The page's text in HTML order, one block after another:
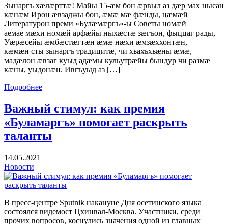
Зынаргъ хæлæрттæ! Майы 15-æм бон æрвыл аз дæр мах нысан
кæнæм Ирон æвзаджы бон, æмæ мæ фæнды, цæмæй
Литературон преми «Булæмæргъ»-ы Советы номæй
аемае мæхи номæй арфæйы ныхæстæ зæгъон, фыццаг рады,
Уæрæсейы æмбæстæгтæн æмæ нæхи æмзæххонтæн, —
кæмæн сты зынаргъ традицитæ, чи хъахъхъæны æмæ,
мадæлон æвзаг куыд адæмы кульутрæйы бындур чи размæ
кæны, уыдонæн. Ивгъуыд аз […]
Подробнее
Важный стимул: как премия
«Буламаргъ» помогает раскрыть
таланты
14.05.2021
Новости
В пресс-центре Sputnik накануне Дня осетинского языка
состоялся видемост Цхинвал-Москва. Участники, среди
прочих вопросов, коснулись значения одной из главных